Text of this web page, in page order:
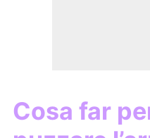
Cosa far